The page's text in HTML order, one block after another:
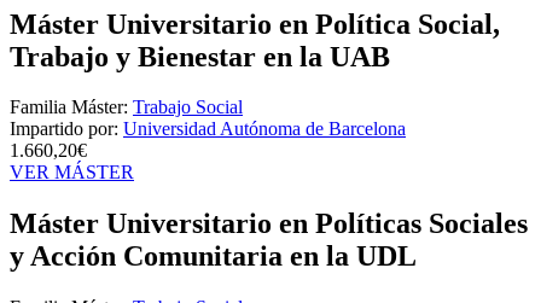
Máster Universitario en Política Social,
Trabajo y Bienestar en la UAB
Familia Máster: Trabajo Social
Impartido por: Universidad Autónoma de Barcelona
1.660,20€
VER MÁSTER
Máster Universitario en Políticas Sociales
y Acción Comunitaria en la UDL